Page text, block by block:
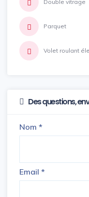
Double vitrage
Parquet
Volet roulant
Des questions,
Nom *
Email *